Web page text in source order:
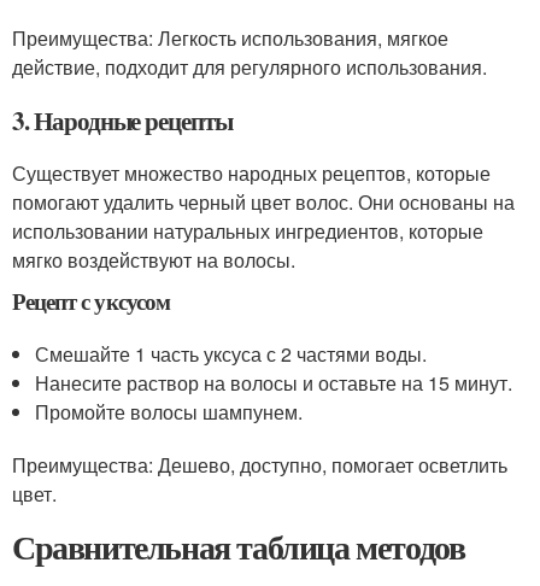
Преимущества: Легкость использования, мягкое
действие, подходит для регулярного использования.
3. Народные рецепты
Существует множество народных рецептов, которые
помогают удалить черный цвет волос. Они основаны на
использовании натуральных ингредиентов, которые
мягко воздействуют на волосы.
Рецепт с уксусом
Смешайте 1 часть уксуса с 2 частями воды.
Нанесите раствор на волосы и оставьте на 15 минут.
Промойте волосы шампунем.
Преимущества: Дешево, доступно, помогает осветлить
цвет.
Сравнительная таблица методов